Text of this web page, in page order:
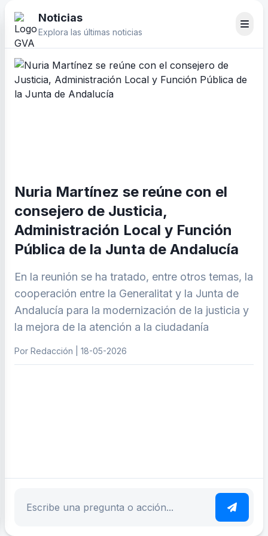
Noticias
Explora las últimas noticias
Nuria Martínez se reúne con el
consejero de Justicia,
Administración Local y Función
Pública de la Junta de Andalucía
En la reunión se ha tratado, entre otros temas, la
cooperación entre la Generalitat y la Junta de
Andalucía para la modernización de la justicia y
la mejora de la atención a la ciudadanía
Por Redacción | 18-05-2026
Escribe tu pregunta